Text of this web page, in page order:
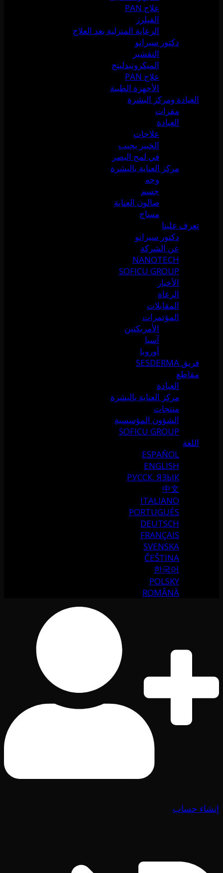
علاج PAN
الفيلرز
الرعاية المنزلية بعد العلاج
دكتور سيرانو
التقشير
الميكرونيدلينج
علاج PAN
الأجهزة الطبية
العيادة ومركز البشرة
مقرات
العيادة
علاجات
الخبير يجيب
في لمح البصر
مركز العناية بالبشرة
وجه
جسم
صالون العناية
مساج
تعرف علينا
دكتور سيرانو
عن الشركة
NANOTECH
SOFICU GROUP
الأخبار
الرعاة
المقابلات
المؤتمرات
الأمريكتين
آسيا
أوروبا
فريق SESDERMA
مقاطع
العيادة
مركز العناية بالبشرة
منتجات
الشؤون المؤسسية
SOFICU GROUP
اللغة
ESPAÑOL
ENGLISH
РУССК. ЯЗЫК
中文
ITALIANO
PORTUGUÉS
DEUTSCH
FRANÇAIS
SVENSKA
ČEŠTINA
한국어
POLSKY
ROMÂNĂ
إنشاء حساب